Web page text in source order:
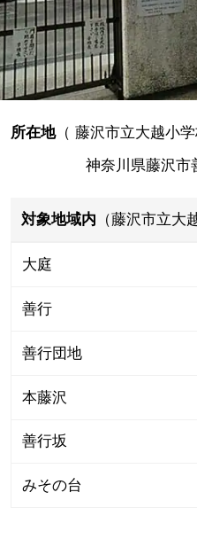
所在地（ 藤沢市立大越小
神奈川県藤沢市
対象地域内 （藤沢市立大
大庭
善行
善行団地
本藤沢
善行坂
みその台